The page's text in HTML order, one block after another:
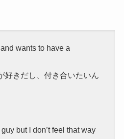
wants to have a
好きだし、付き合いたいん
but I don’t feel that way